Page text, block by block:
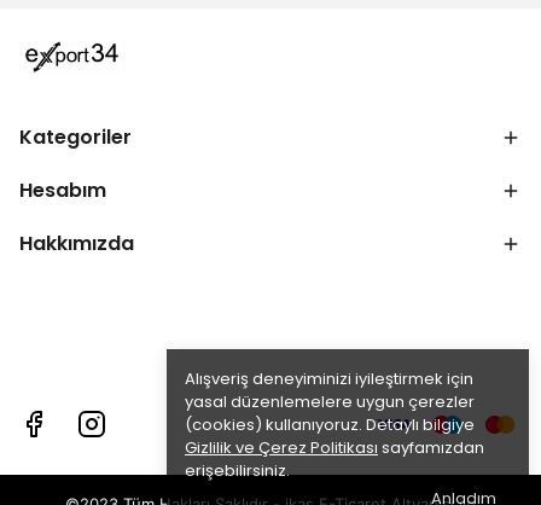
Alışveriş deneyiminizi iyileştirmek için
yasal düzenlemelere uygun çerezler
(cookies) kullanıyoruz. Detaylı bilgiye
Gizlilik ve Çerez Politikası sayfamızdan
erişebilirsiniz.
Anladım
Kategoriler
Hesabım
Hakkımızda